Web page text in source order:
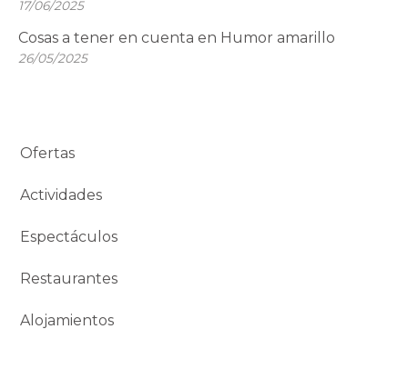
17/06/2025
Cosas a tener en cuenta en Humor amarillo
26/05/2025
Ofertas
Actividades
Espectáculos
Restaurantes
Alojamientos